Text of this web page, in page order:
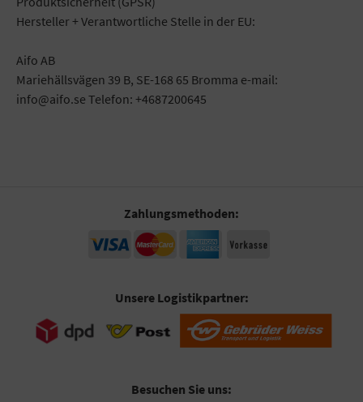
Hersteller + Verantwortliche Stelle in der EU:
Aifo AB
Mariehällsvägen 39 B, SE-168 65 Bromma e-mail:
info@aifo.se Telefon: +4687200645
Zahlungsmethoden:
Unsere Logistikpartner:
Besuchen Sie uns: